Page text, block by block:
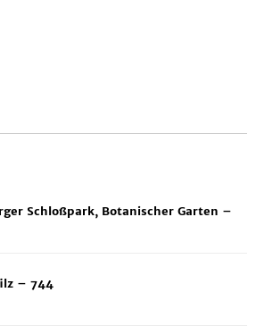
Schloßpark, Botanischer Garten –
– 744